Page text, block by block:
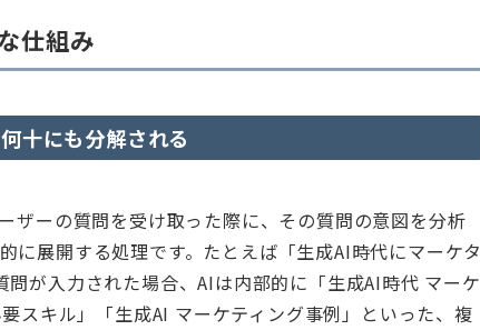
仕組み
十にも分解される
ザーの質問を受け取った際に、その質問の意図を分析
に展開する処理です。たとえば「生成AI時代にマーケタ
が入力された場合、AIは内部的に「生成AI時代 マーケ
スキル」「生成AI マーケティング事例」といった、複